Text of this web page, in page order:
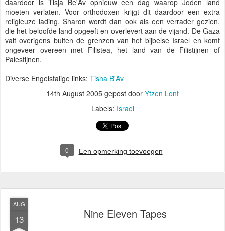
daardoor is Tisja Be'Av opnieuw een dag waarop Joden land
moeten verlaten. Voor orthodoxen krijgt dit daardoor een extra
religieuze lading. Sharon wordt dan ook als een verrader gezien,
die het beloofde land opgeeft en overlevert aan de vijand. De Gaza
valt overigens buiten de grenzen van het bijbelse Israel en komt
ongeveer overeen met Filistea, het land van de Filistijnen of
Palestijnen.
Diverse Engelstalige links: Tisha B'Av
14th August 2005 gepost door Ytzen Lont
Labels: Israel
0 Een opmerking toevoegen
AUG
13 Nine Eleven Tapes